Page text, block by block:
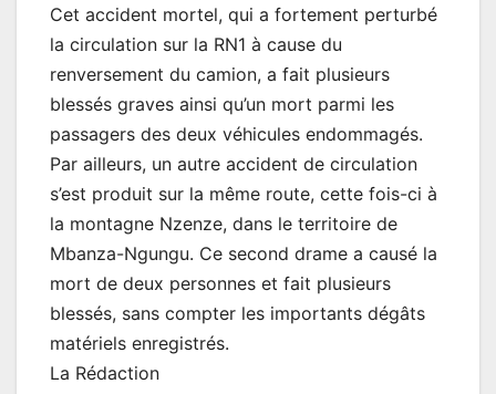
Cet accident mortel, qui a fortement perturbé
la circulation sur la RN1 à cause du
renversement du camion, a fait plusieurs
blessés graves ainsi qu’un mort parmi les
passagers des deux véhicules endommagés.
Par ailleurs, un autre accident de circulation
s’est produit sur la même route, cette fois-ci à
la montagne Nzenze, dans le territoire de
Mbanza-Ngungu. Ce second drame a causé la
mort de deux personnes et fait plusieurs
blessés, sans compter les importants dégâts
matériels enregistrés.
La Rédaction